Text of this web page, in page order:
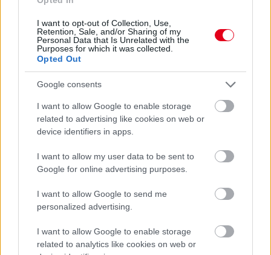
I want to opt-out of Collection, Use,
Retention, Sale, and/or Sharing of my
Personal Data that Is Unrelated with the
Purposes for which it was collected.
Opted Out
Google consents
I want to allow Google to enable storage
related to advertising like cookies on web or
device identifiers in apps.
I want to allow my user data to be sent to
Google for online advertising purposes.
I want to allow Google to send me
personalized advertising.
I want to allow Google to enable storage
related to analytics like cookies on web or
Balogh Tamás
Katar és Bahrein helyett Barcelona és Monza:
így alakul át a WEC-szezon vége
A továbbra is elhúzódó iráni háborús konfliktus miatt léptek az
Endurance-világbajnokság szervezői és az FIA: módosították a
Katar és Bahrein adott volna otthont az utolsó két fordulónak –
illetve ez sem pontos megfogalmazás, hiszen Katar
évadnyitóként szerepelt a versenynaptárban, ám az említett
közel-keleti helyzet miatt elhalasztották a márciusi futamot –,
ehelyett viszont végül Barcelonában és Monzában rendezik a
versenyeket.
Mindez egyébként a futamok hosszára is hatással van, hiszen
míg Katarban egy 1812 km-es, Bahreinben pedig 8 órást